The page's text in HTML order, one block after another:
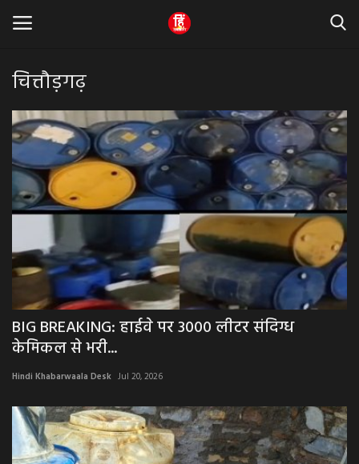
Home
धर्म & ज्योतिष
बड़ी खबर
मध्यप्रदेश
राजस्थान
व्यापार व्यवसाय
राजनीती
मनोरंजन
चित्तौड़गढ़
BIG BREAKING: हाईवे पर 3000 लीटर संदिग्ध
केमिकल से भरी...
Hindi Khabarwaala Desk Jul 20, 2026